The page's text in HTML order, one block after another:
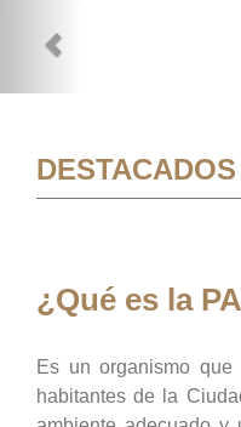
DESTACADOS
¿Qué es la
Es un organismo
habitantes de la